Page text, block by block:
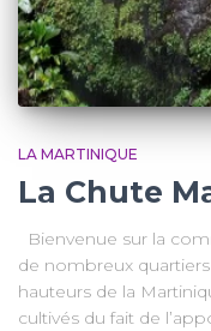
LA MARTINIQUE
La Chute
Bienvenue sur la
de nombreux
hauteurs de la
cultivés du fait de